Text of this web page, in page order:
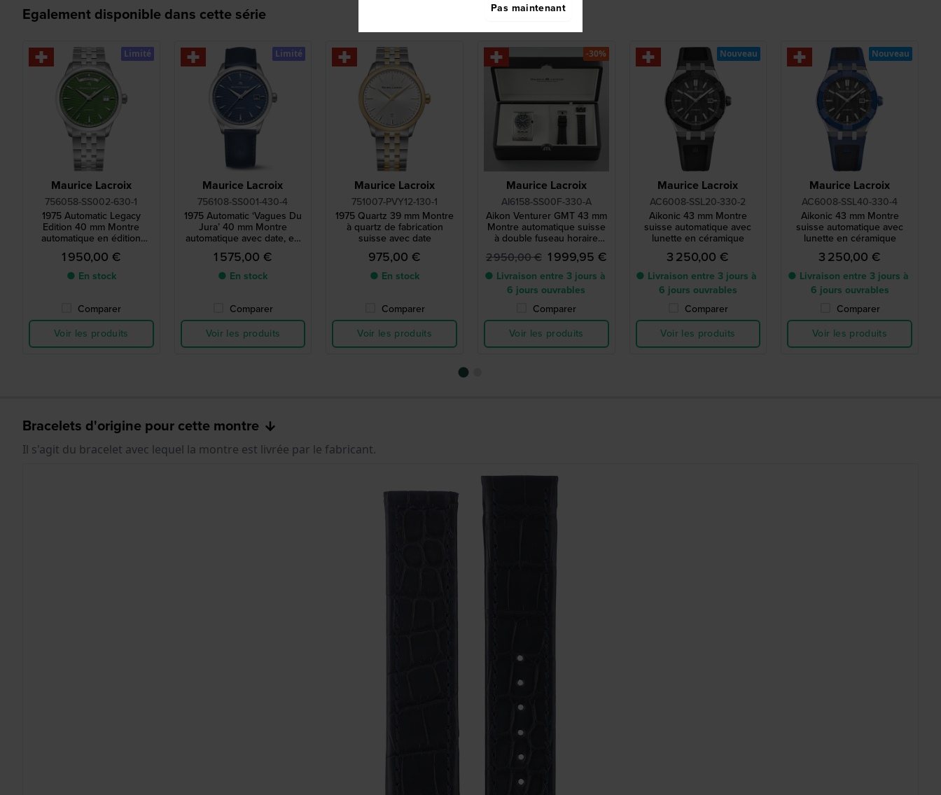
Egalement disponible dans cette série
Maurice Lacroix
756058-SS002-630-1
1975 Automatic Legacy
Edition 40 mm Montre
automatique en édition
limitée de fabrication suisse
avec grande date de jour
1 950,00 €
● En stock
Comparer
Voir les produits
Limité
Maurice Lacroix
756108-SS001-430-4
1975 Automatic ‘Vagues Du
Jura’ 40 mm Montre
automatique avec date, en
édition limitée, fabriquée en
Suisse
1 575,00 €
● En stock
Comparer
Voir les produits
Limité
Maurice Lacroix
751007-PVY12-130-1
1975 Quartz 39 mm Montre
à quartz de fabrication
suisse avec date
975,00 €
● En stock
Comparer
Voir les produits
Maurice Lacroix
AI6158-SS00F-330-A
Aikon Venturer GMT 43 mm
Montre automatique suisse
à double fuseau horaire
avec bracelet en
caoutchouc supplémentaire
2 950,00 € 1 999,95 €
● Livraison entre 3 jours à
6 jours ouvrables
Comparer
Voir les produits
-30%
Maurice Lacroix
AC6008-SSL20-330-2
Aikonic 43 mm Montre
suisse automatique avec
lunette en céramique
3 250,00 €
● Livraison entre 3 jours à
6 jours ouvrables
Comparer
Voir les produits
Nouveau
Maurice Lacroix
AC6008-SSL40-330-4
Aikonic 43 mm Montre
suisse automatique avec
lunette en céramique
3 250,00 €
● Livraison entre 3 jours à
6 jours ouvrables
Comparer
Voir les produits
Nouveau
Bracelets d'origine pour cette montre
Il s'agit du bracelet avec lequel la montre est livrée par le fabricant.
Pas maintenant